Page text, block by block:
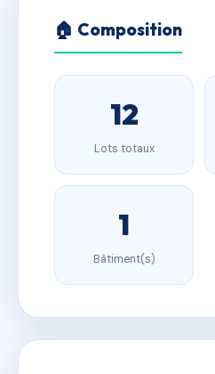
🏠 Composition
12
Lots totaux
1
Bâtiment(s)